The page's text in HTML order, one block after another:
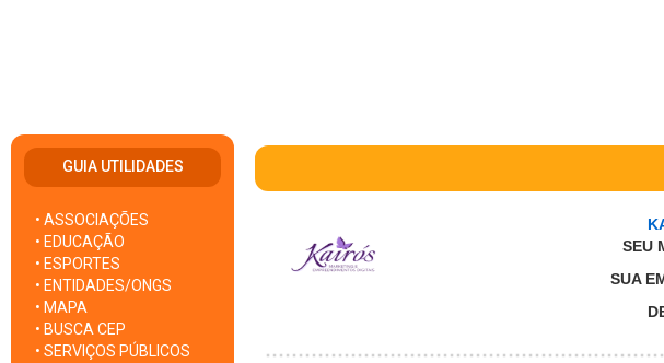
GUIA UTILIDADES
• ASSOCIAÇÕES
• EDUCAÇÃO
• ESPORTES
• ENTIDADES/ONGS
• MAPA
• BUSCA CEP
• SERVIÇOS PÚBLICOS
SEU
SUA